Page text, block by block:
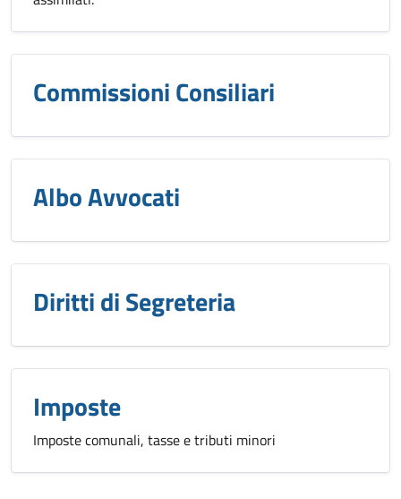
Commissioni Consiliari
Albo Avvocati
Diritti di Segreteria
Imposte
Imposte comunali, tasse e tributi minori